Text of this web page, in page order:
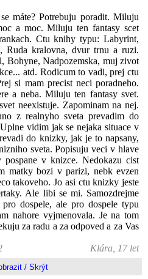
máte? Potrebuju poradit. Miluju
a moc. Miluju ten fantasy scet
Ctu knihy typu: Labyrint,
Ruda kralovna, dvur trnu a ruzi.
Bohyne, Nadpozemska, muj zivot
atd. Rodicum to vadi, prej ctu
si mam precist neci poradneho.
a neba. Miluju ten fantasy svet.
neexistuje. Zapominam na nej.
z realnyho sveta prevadim do
vidim jak se nejaka situace v
do knizky, jak je to napsany,
sveta. Popisuju veci v hlave
v knizce. Nedokazu cist
matky bozi v parizi, nebk evzen
takoveho. Jo asi ctu knizky jeste
Ale libi se mi. Samozdrejme
dospele, ale pro dospele typu
nahore vyjmenovala. Je na tom
za radu a za odpoved a za Vas
Klára, 17 let